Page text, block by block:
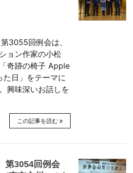
3055回例会は、
ョン作家の小松
奇跡の椅子 Apple
た日」をテーマに
興味深いお話しを
この記事を読む
第3054回例会